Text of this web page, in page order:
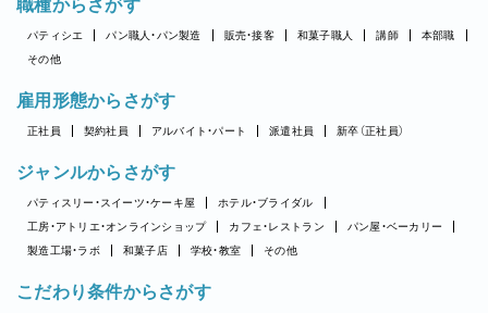
職種からさがす
パティシエ パン職人・パン製造 販売・接客 和菓子職人 講師
本部職
その他
雇用形態からさがす
正社員 契約社員 アルバイト・パート 派遣社員 新卒（正社員）
ジャンルからさがす
パティスリー・スイーツ・ケーキ屋
ホテル・ブライダル
工房・アトリエ・オンラインショップ
カフェ・レストラン
パン屋・ベーカリー
製造工場・ラボ
和菓子店 学校・教室 その他
こだわり条件からさがす